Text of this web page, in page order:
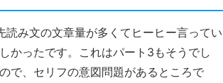
み文の文章量が多くてヒーヒー言ってい
かったです。これはパート3もそうでし
で、セリフの意図問題があるところで